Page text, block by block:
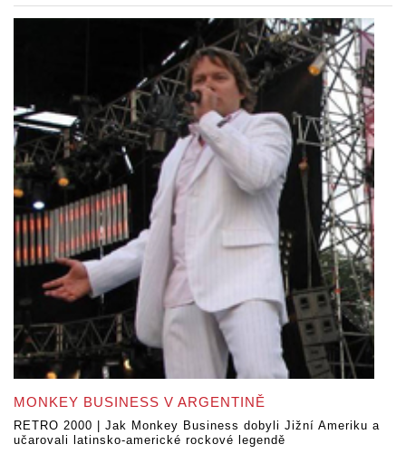
MONKEY BUSINESS V ARGENTINĚ
RETRO 2000 | Jak Monkey Business dobyli Jižní Ameriku a
učarovali latinsko-americké rockové legendě